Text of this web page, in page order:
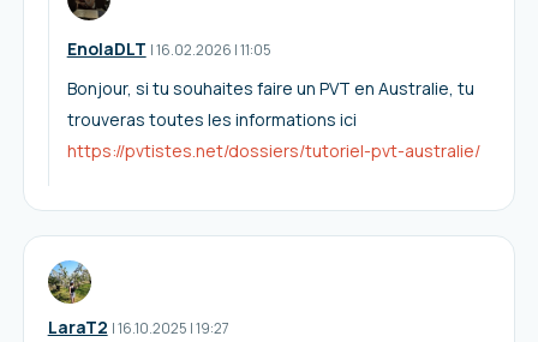
EnolaDLT I16.02.2026 |11:05
Bonjour, si tu souhaites faire un PVT en Australie, tu
trouveras toutes les informations ici
https://pvtistes.net/dossiers/tutoriel-pvt-australie/
LaraT2 I16.10.2025 |19:27